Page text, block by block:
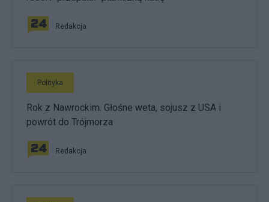
Redakcja
Polityka
Rok z Nawrockim. Głośne weta, sojusz z USA i
powrót do Trójmorza
Redakcja